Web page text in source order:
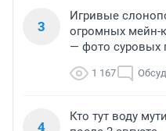
3
Игривые
огромных мейн-
— фото суровых
1 167
4
Кто тут воду